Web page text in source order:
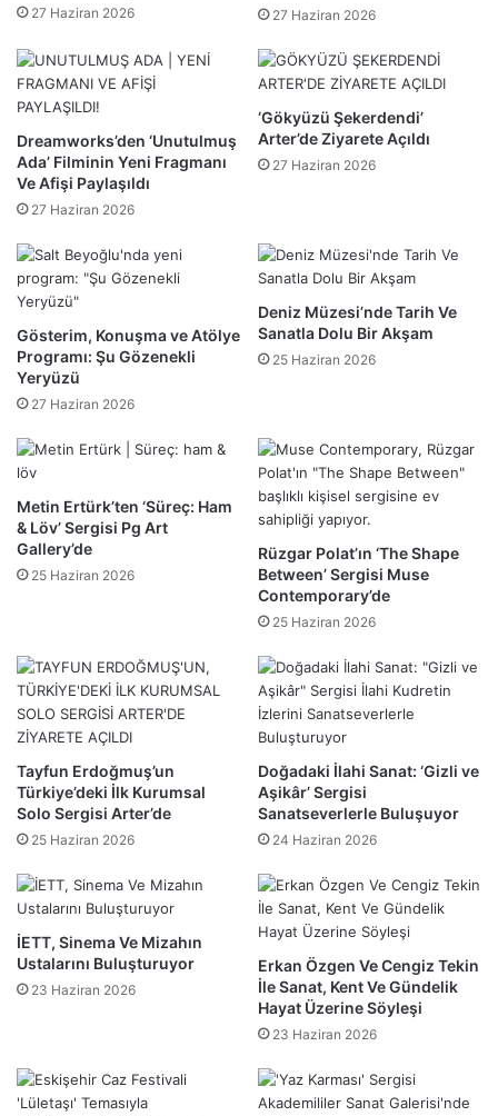
27 Haziran 2026 27 Haziran 2026
Dreamworks’den ‘Unutulmuş
Ada’ Filminin Yeni Fragmanı
Ve Afişi Paylaşıldı
27 Haziran 2026
‘Gökyüzü Şekerdendi’
Arter’de Ziyarete Açıldı
27 Haziran 2026
Gösterim, Konuşma ve Atölye
Programı: Şu Gözenekli
Yeryüzü
27 Haziran 2026
Deniz Müzesi’nde Tarih Ve
Sanatla Dolu Bir Akşam
25 Haziran 2026
Metin Ertürk’ten ‘Süreç: Ham
& Löv’ Sergisi Pg Art
Gallery’de
25 Haziran 2026
Rüzgar Polat’ın ‘The Shape
Between’ Sergisi Muse
Contemporary’de
25 Haziran 2026
Tayfun Erdoğmuş’un
Türkiye’deki İlk Kurumsal
Solo Sergisi Arter’de
25 Haziran 2026
Doğadaki İlahi Sanat: ‘Gizli ve
Aşikâr’ Sergisi
Sanatseverlerle Buluşuyor
24 Haziran 2026
İETT, Sinema Ve Mizahın
Ustalarını Buluşturuyor
23 Haziran 2026
Erkan Özgen Ve Cengiz Tekin
İle Sanat, Kent Ve Gündelik
Hayat Üzerine Söyleşi
23 Haziran 2026